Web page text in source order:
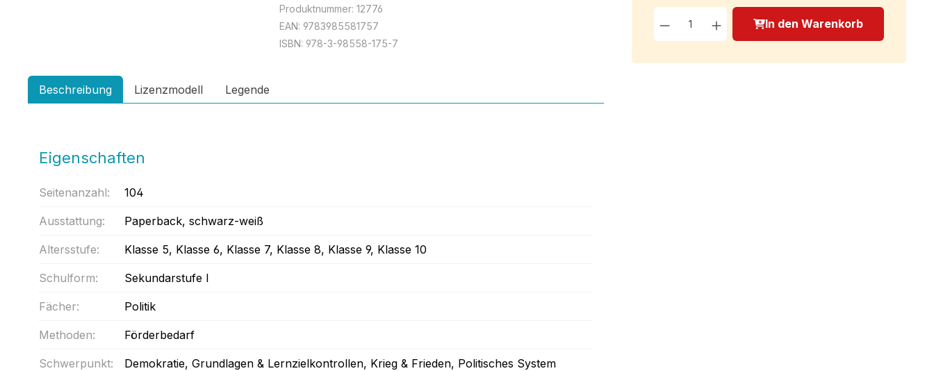
Produktnummer:12776
EAN: 9783985581757
ISBN: 978-3-98558-175-7
Beschreibung Lizenzmodell Legende
Eigenschaften
Seitenanzahl: 104
Ausstattung: Paperback, schwarz-weiß
Altersstufe: Klasse 5, Klasse 6, Klasse 7, Klasse 8, Klasse 9, Klasse 10
Schulform: Sekundarstufe I
Fächer: Politik
Methoden: Förderbedarf
Schwerpunkt: Demokratie, Grundlagen & Lernzielkontrollen, Krieg & Frieden, Politisches System
Produkt Anzahl: Gib
In den Warenkorb